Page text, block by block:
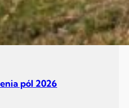
pól 2026